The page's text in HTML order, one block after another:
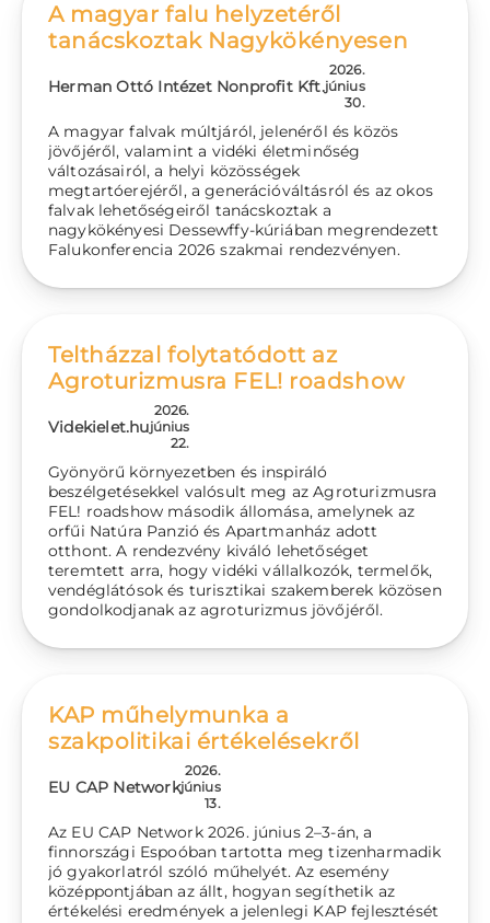
A magyar falu helyzetéről
tanácskoztak Nagykökényesen
Herman Ottó Intézet Nonprofit Kft.
2026.
június
30.
A magyar falvak múltjáról, jelenéről és közös
jövőjéről, valamint a vidéki életminőség
változásairól, a helyi közösségek
megtartóerejéről, a generációváltásról és az okos
falvak lehetőségeiről tanácskoztak a
nagykökényesi Dessewffy-kúriában megrendezett
Falukonferencia 2026 szakmai rendezvényen.
Teltházzal folytatódott az
Agroturizmusra FEL! roadshow
Videkielet.hu
2026.
június
22.
Gyönyörű környezetben és inspiráló
beszélgetésekkel valósult meg az Agroturizmusra
FEL! roadshow második állomása, amelynek az
orfűi Natúra Panzió és Apartmanház adott
otthont. A rendezvény kiváló lehetőséget
teremtett arra, hogy vidéki vállalkozók, termelők,
vendéglátósok és turisztikai szakemberek közösen
gondolkodjanak az agroturizmus jövőjéről.
KAP műhelymunka a
szakpolitikai értékelésekről
EU CAP Network
2026.
június
13.
Az EU CAP Network 2026. június 2–3-án, a
finnországi Espoóban tartotta meg tizenharmadik
jó gyakorlatról szóló műhelyét. Az esemény
középpontjában az állt, hogyan segíthetik az
értékelési eredmények a jelenlegi KAP fejlesztését